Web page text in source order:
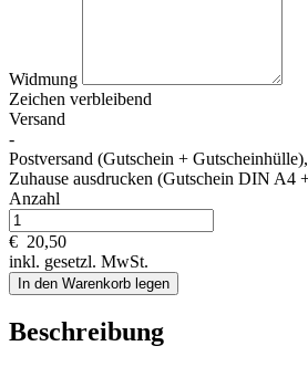
Widmung
Zeichen verbleibend
Versand
-
Postversand (Gutschein +
Zuhause ausdrucken (Gutschein DIN A4
Anzahl
€ 20,50
inkl. gesetzl. MwSt.
In den Warenkorb legen
Beschreibung